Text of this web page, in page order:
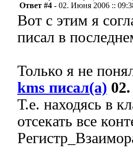
Ответ #4 - 02. Июня 2006 ::
Вот с этим я
писал в
Только я не
kms писал(а)
Т.е. находясь в
отсекать все